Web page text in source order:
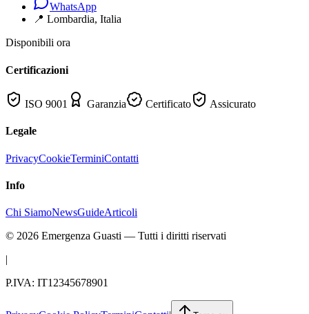
WhatsApp
📍 Lombardia, Italia
Disponibili ora
Certificazioni
ISO 9001 Garanzia Certificato Assicurato
Legale
PrivacyCookieTerminiContatti
Info
Chi SiamoNewsGuideArticoli
© 2026 Emergenza Guasti — Tutti i diritti riservati
|
P.IVA: IT12345678901